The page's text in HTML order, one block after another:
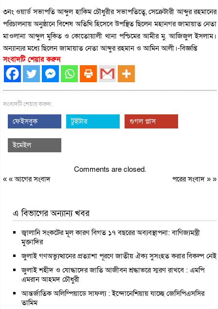
৩নং ওয়ার্ড সভাপতি আব্দুল হাকিম চৌধুরীর সভাপতিত্বে, সেক্রেটারী আব্দুর রহমানের
পরিচালনায় অনুষ্ঠানে বিশেষ অতিথি হিসেবে উপস্থিত ছিলেন মহানগর জামায়াত নেতা
মাওলানা আব্দুল মুকিত ও কোতোয়ালী থানা পশ্চিমের আমীর মু. আজিজুল ইসলাম।
অন্যান্যর মধ্যে ছিলেন জামায়াত নেতা আব্দুর রহমান ও আমিন আলী।-বিজ্ঞপ্তি
সংবাদটি শেয়ার করুন
সংবাদটি শেয়ার করুন:
ফেইসবুক টুইটার গুগল প্লাস
ইমেইল
Comments are closed.
« «আগের সংবাদ পরের সংবাদ» »
এ বিভাগের অন্যান্য খবর
জ্বালানি সংকটের মূল কারণ বিগত ১৭ বছরের অব্যবস্থাপনা: বাণিজ্যমন্ত্রী
মুক্তাদির
জুলাই গণঅভ্যুত্থানের প্রত্যাশা পূরণে জাতীয় ঐক্য সুসংহত করার বিকল্প নেই
জুলাই শহীদ ও যোদ্ধাদের জাতি আজীবন শ্রদ্ধাভরে স্মরণ রাখবে : এমপি
এমরান আহমদ চৌধুরী
আন্তর্জাতিক অলিম্পিয়াডে সাফল্য : ইন্দোনেশিয়ায় যাচ্ছে জেসিপিএসসির
তামিম